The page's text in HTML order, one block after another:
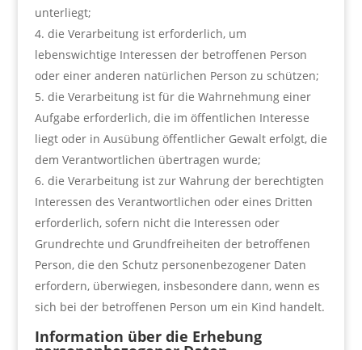
unterliegt;
die Verarbeitung ist erforderlich, um
lebenswichtige Interessen der betroffenen Person
oder einer anderen natürlichen Person zu schützen;
die Verarbeitung ist für die Wahrnehmung einer
Aufgabe erforderlich, die im öffentlichen Interesse
liegt oder in Ausübung öffentlicher Gewalt erfolgt, die
dem Verantwortlichen übertragen wurde;
die Verarbeitung ist zur Wahrung der berechtigten
Interessen des Verantwortlichen oder eines Dritten
erforderlich, sofern nicht die Interessen oder
Grundrechte und Grundfreiheiten der betroffenen
Person, die den Schutz personenbezogener Daten
erfordern, überwiegen, insbesondere dann, wenn es
sich bei der betroffenen Person um ein Kind handelt.
Information über die Erhebung